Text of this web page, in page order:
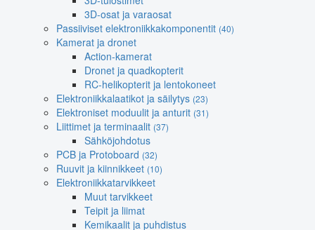
3D-osat ja varaosat
Passiiviset elektroniikkakomponentit (40)
Kamerat ja dronet
Action-kamerat
Dronet ja quadkopterit
RC-helikopterit ja lentokoneet
Elektroniikkalaatikot ja säilytys (23)
Elektroniset moduulit ja anturit (31)
Liittimet ja terminaalit (37)
Sähköjohdotus
PCB ja Protoboard (32)
Ruuvit ja kiinnikkeet (10)
Elektroniikkatarvikkeet
Muut tarvikkeet
Teipit ja liimat
Kemikaalit ja puhdistus